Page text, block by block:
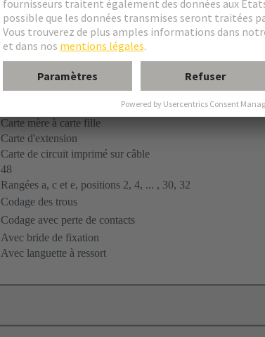
Raccordement par soudage à la vague
Carte mère à carte fille
Carte d'extension
Carte de circuit imprimé sur câble
48
Rangées a, c et e, positions 2, 4, ... , 30, 32
Codage des trous
Codage avec perte de contacts
Avec bride de fixation
Avec languette à ressort